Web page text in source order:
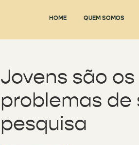
HOME QUEM SOMOS
Jovens são
problemas de
pesquisa